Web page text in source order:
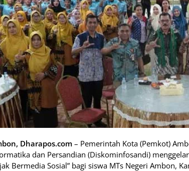
Dharapos.com – Pemerintah Kota (Pemkot)
dan Persandian (Diskominfosandi)
Bermedia Sosial” bagi siswa MTs Negeri Ambon,